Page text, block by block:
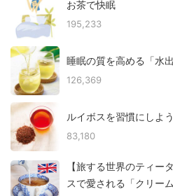
お茶で快眠
195,233
睡眠の質を高める「水
126,369
ルイボスを習慣にしよう
83,180
【旅する世界のティー
スで愛される「クリー